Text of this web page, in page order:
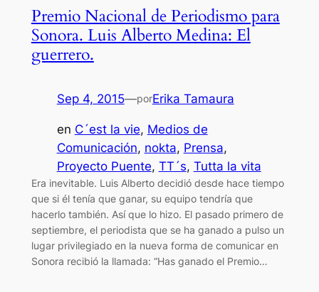
Premio Nacional de Periodismo para
Sonora. Luis Alberto Medina: El
guerrero.
Sep 4, 2015—porErika Tamaura
en C´est la vie, Medios de
Comunicación, nokta, Prensa
Proyecto Puente, TT´s, Tutta la vita
Era inevitable. Luis Alberto decidió desde hace tiempo
que si él tenía que ganar, su equipo tendría que
hacerlo también. Así que lo hizo. El pasado primero de
septiembre, el periodista que se ha ganado a pulso un
lugar privilegiado en la nueva forma de comunicar en
Sonora recibió la llamada: “Has ganado el Premio…